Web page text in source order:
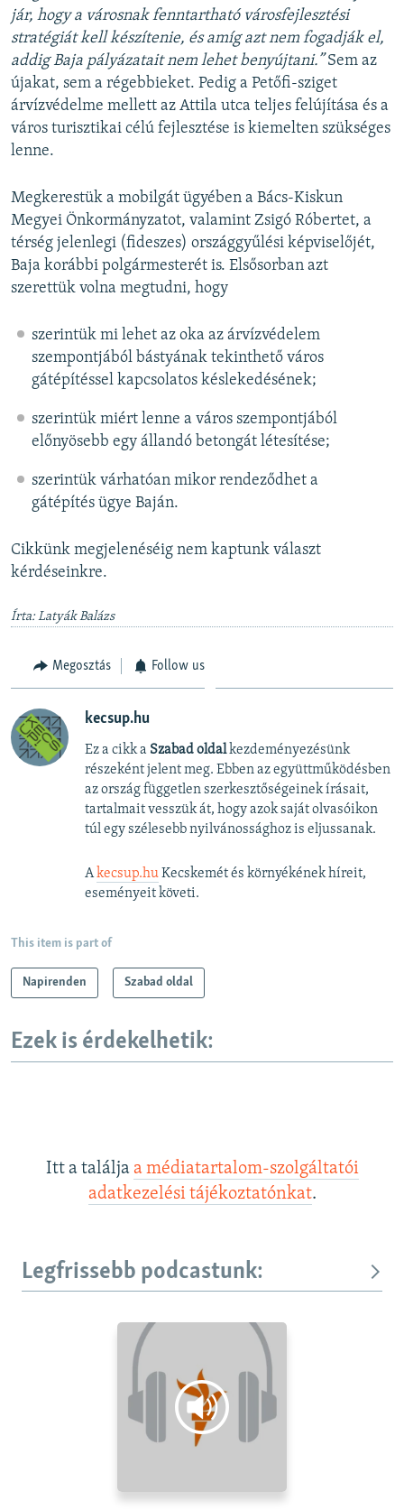
jár, hogy a városnak fenntartható városfejlesztési
stratégiát kell készítenie, és amíg azt nem fogadják el,
addig Baja pályázatait nem lehet benyújtani.”Sem az
újakat, sem a régebbieket. Pedig a Petőfi-sziget
árvízvédelme mellett az Attila utca teljes felújítása és a
város turisztikai célú fejlesztése is kiemelten szükséges
lenne.
Megkerestük a mobilgát ügyében a Bács-Kiskun
Megyei Önkormányzatot, valamint Zsigó Róbertet, a
térség jelenlegi (fideszes) országgyűlési képviselőjét,
Baja korábbi polgármesterét is. Elsősorban azt
szerettük volna megtudni, hogy
szerintük mi lehet az oka az árvízvédelem
szempontjából bástyának tekinthető város
gátépítéssel kapcsolatos késlekedésének;
szerintük miért lenne a város szempontjából
előnyösebb egy állandó betongát létesítése;
szerintük várhatóan mikor rendeződhet a
gátépítés ügye Baján.
Cikkünk megjelenéséig nem kaptunk választ
kérdéseinkre.
Írta: Latyák Balázs
Megosztás Follow us
kecsup.hu
Ez a cikk a Szabad oldalkezdeményezésünk
részeként jelent meg. Ebben az együttműködésben
az ország független szerkesztőségeinek írásait,
tartalmait vesszük át, hogy azok saját olvasóikon
túl egy szélesebb nyilvánossághoz is eljussanak.
Akecsup.huKecskemét és környékének híreit,
eseményeit követi.
This item is part of
Napirenden Szabad oldal
Ezek is érdekelhetik:
Itt a találja a médiatartalom-szolgáltatói
adatkezelési tájékoztatónkat.
Legfrissebb podcastunk: